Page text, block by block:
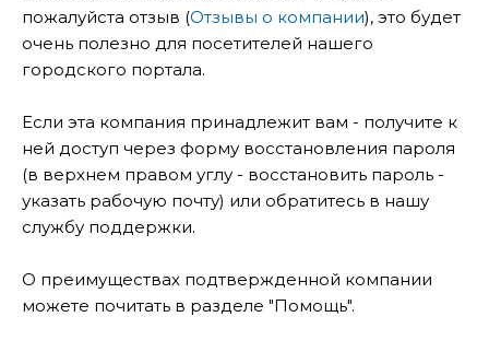
пожалуйста отзыв (Отзывы о компании), это будет
очень полезно для посетителей нашего
городского портала.
Если эта компания принадлежит вам - получите к
ней доступ через форму восстановления пароля
(в верхнем правом углу - восстановить пароль -
указать рабочую почту) или обратитесь в нашу
службу поддержки.
О преимуществах подтвержденной компании
можете почитать в разделе "Помощь".